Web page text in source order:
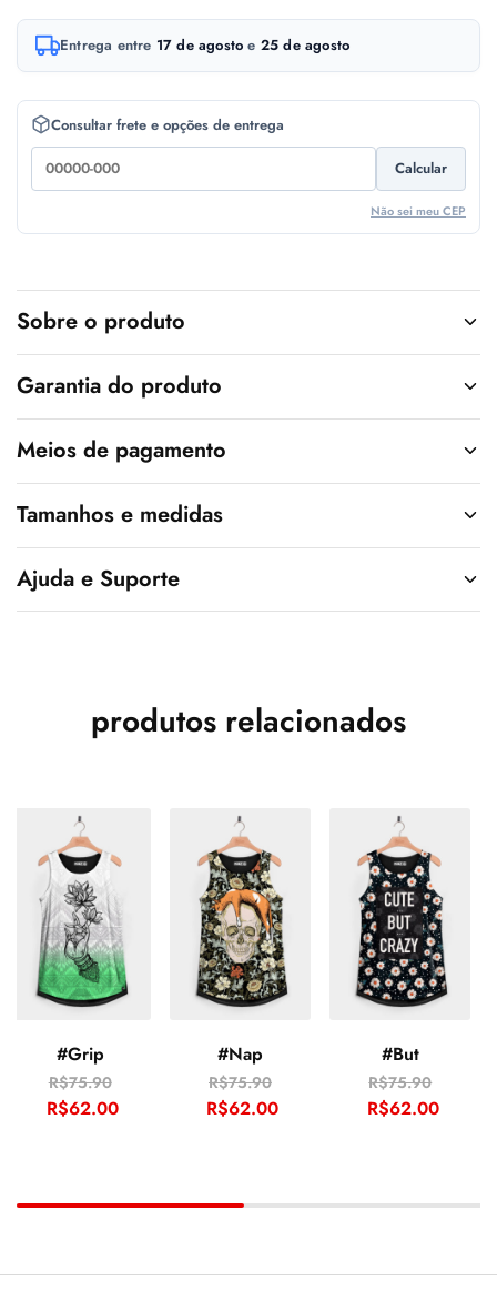
A
i
v
e
:
Entrega entre 17 de agosto e 25 de agosto
Consultar frete e opções de entrega
Calcular
Não sei meu CEP
Sobre o produto
Garantia do produto
Meios de pagamento
Tamanhos e medidas
Ajuda e Suporte
produtos relacionados
#Grip
R$75.90
R$62.00
#Nap
R$75.90
R$62.00
#But
R$75.90
R$62.00